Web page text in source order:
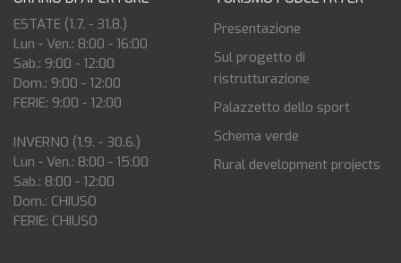
ESTATE (1.7. - 31.8.)
Lun - Ven.: 8:00 - 16:00
Sab.: 9:00 - 12:00
Dom.: 9:00 - 12:00
FERIE: 9:00 - 12:00
INVERNO (1.9. - 30.6.)
Lun - Ven.: 8:00 - 15:00
Sab.: 8:00 - 12:00
Dom.: CHIUSO
FERIE: CHIUSO
Presentazione
Sul progetto di
ristrutturazione
Palazzetto dello sport
Schema verde
Rural development projects